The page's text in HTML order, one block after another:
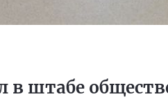
в штабе